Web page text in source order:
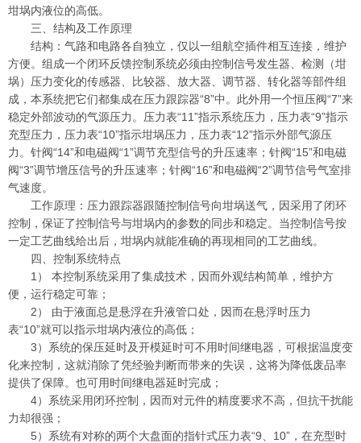
坩埚内液位的高低。
三、结构及工作原理
结构：气路和电路各自独立，仅以一组航空插件相互连接，维护
方便。组成一个闭环反馈控制系统必须由控制信号发生器、检测（坩
埚）压力变化的传感器、比较器、放大器、调节器、转化器等部件组
成，本系统把它们都集成在压力跟踪器“8”中。此外用一个恒压阀“7”来
稳定外部波动的气源压力。压力表“11”指示系统压力，压力表“9”指示
充型压力，压力表“10”指示坩埚压力，压力表“12”指示外部气源压
力。针阀“14”和电磁阀“1”调节充型信号的升压速率；针阀“15”和电磁
阀“3”调节增压信号的升压速率；针阀“16”和电磁阀“2”调节信号气室排
气速度。
工作原理：压力跟踪器跟随控制信号向坩埚送气，因采用了闭环
控制，保证了控制信号与坩埚内的参数的同步和稳定。当控制信号按
一定工艺曲线给出后，坩埚内就能准确的再现相同的工艺曲线。
四、控制系统特点
1） 本控制系统采用了集成技术，因而外观结构简单，维护方
便，运行稳定可靠；
2） 由于液面总是悬浮在升液管口处，因而在悬浮时压力
表“10”就可以指示坩埚内液位的高低；
3）系统的保压延时及开模延时可不用时间继电器，可根据温度变
化来控制，这就消除了凭经验判断而带来的失误，这将为降低废品率
提供了保障。也可用时间继电器延时完成；
4）系统采用闭环控制，因而对元件的精度要求不高，但抗干扰能
力却很强；
5）系统有对称的两个大盘面的指针式压力表“9、10”，在充型时